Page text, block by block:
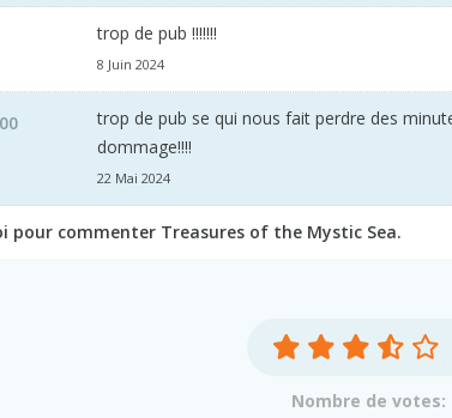
trop de pub !!!!!!!
8 Juin 2024
trop de pub se qui nous fait perdre des
dommage!!!!
22 Mai 2024
pour commenter Treasures of the Mystic Sea.
Nombre de votes: